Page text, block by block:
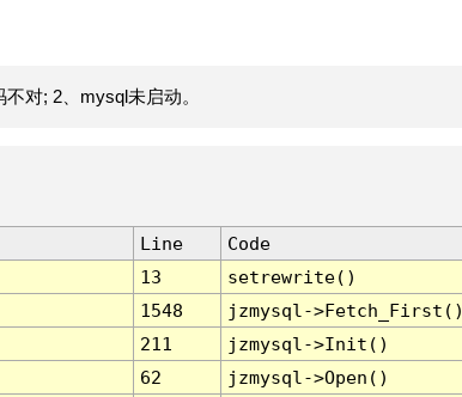
对; 2、mysql未启动。
Line
Code
13
setrewrite()
1548
jzmysql-
211
jzmysql->Init()
62
jzmysql->Open()